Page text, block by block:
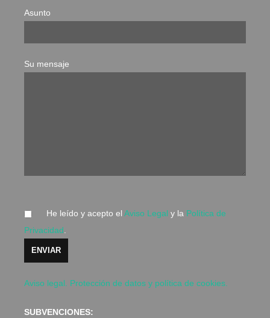
Asunto
Su mensaje
He leído y acepto el Aviso Legal y la Política de
Privacidad.
Aviso legal. Protección de datos y política de cookies.
SUBVENCIONES: